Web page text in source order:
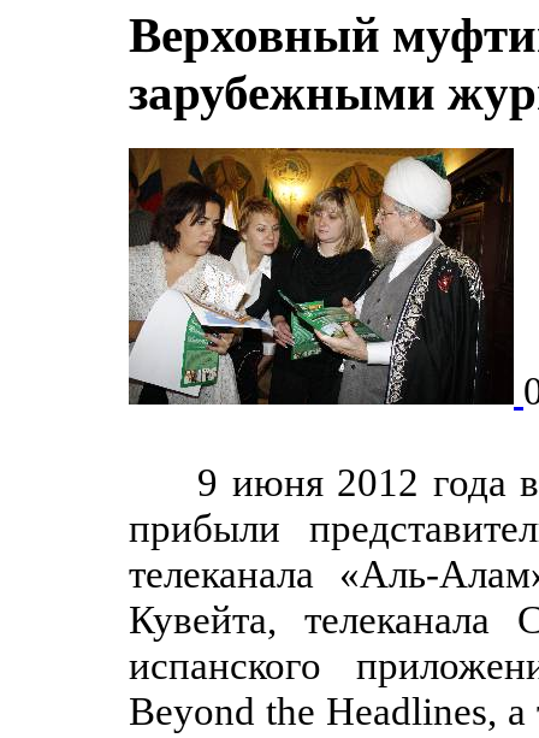
Верховный
зарубежными
9 июня 2012 года в
прибыли
телеканала «Аль-
Кувейта,
испанского
Beyond the Headlines,